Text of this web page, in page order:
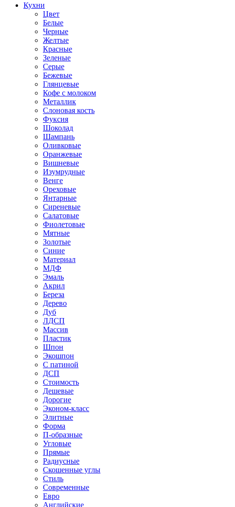
Кухни
Цвет
Белые
Черные
Желтые
Красные
Зеленые
Серые
Бежевые
Глянцевые
Кофе с молоком
Металлик
Слоновая кость
Фуксия
Шоколад
Шампань
Оливковые
Оранжевые
Вишневые
Изумрудные
Венге
Ореховые
Янтарные
Сиреневые
Салатовые
Фиолетовые
Мятные
Золотые
Синие
Материал
МДФ
Эмаль
Акрил
Береза
Дерево
Дуб
ЛДСП
Массив
Пластик
Шпон
Экошпон
С патиной
ДСП
Стоимость
Дешевые
Дорогие
Эконом-класс
Элитные
Форма
П-образные
Угловые
Прямые
Радиусные
Скошенные углы
Стиль
Современные
Евро
Английские